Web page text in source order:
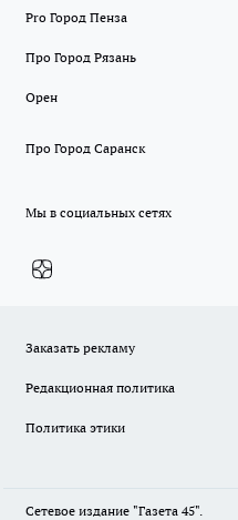
Pro Город Пенза
Про Город Рязань
Орен
Про Город Саранск
Мы в социальных сетях
Заказать рекламу
Редакционная политика
Политика этики
Сетевое издание "Газета 45".